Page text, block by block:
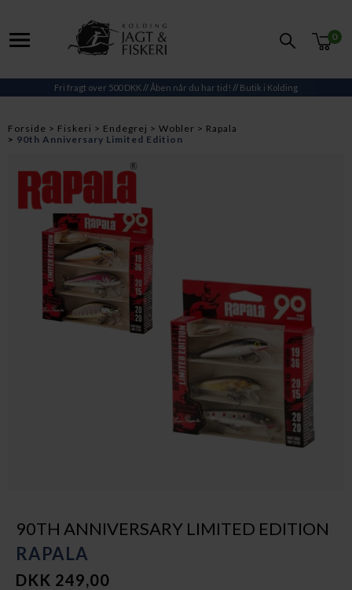
0
Fri fragt over 500 DKK// Åben når du har tid! // Butik i Kolding
Forside Fiskeri Endegrej Wobler
Rapala
90th Anniversary Limited Edition
90TH ANNIVERSARY LIMITED EDITION
RAPALA
DKK 249,00